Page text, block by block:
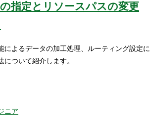
指定とリソースパスの変更
によるデータの加工処理、ルーティング設定に
について紹介します。
ニア